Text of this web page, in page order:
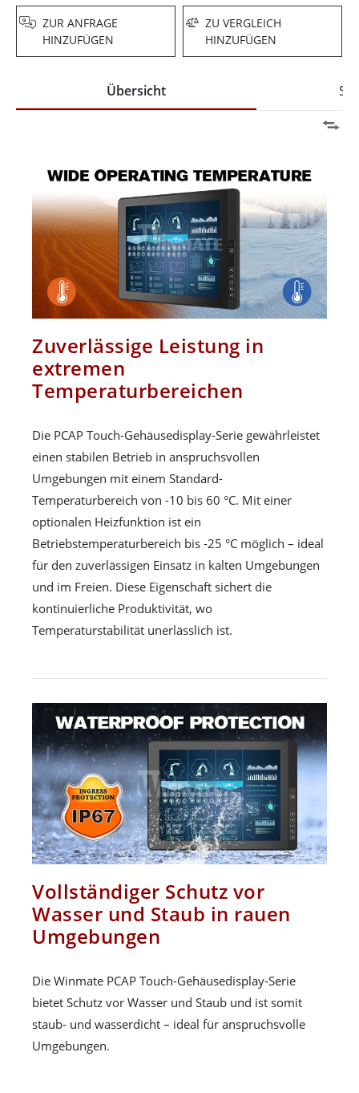
ZUR ANFRAGE
HINZUFÜGEN
ZU VERGLEICH
HINZUFÜGEN
Übersicht
Zuverlässige Leistung in
extremen
Temperaturbereichen
Die PCAP Touch-Gehäusedisplay-Serie gewährleistet
einen stabilen Betrieb in anspruchsvollen
Umgebungen mit einem Standard-
Temperaturbereich von -10 bis 60 °C. Mit einer
optionalen Heizfunktion ist ein
Betriebstemperaturbereich bis -25 °C möglich – ideal
für den zuverlässigen Einsatz in kalten Umgebungen
und im Freien. Diese Eigenschaft sichert die
kontinuierliche Produktivität, wo
Temperaturstabilität unerlässlich ist.
Vollständiger Schutz vor
Wasser und Staub in rauen
Umgebungen
Die Winmate PCAP Touch-Gehäusedisplay-Serie
bietet Schutz vor Wasser und Staub und ist somit
staub- und wasserdicht – ideal für anspruchsvolle
Umgebungen.